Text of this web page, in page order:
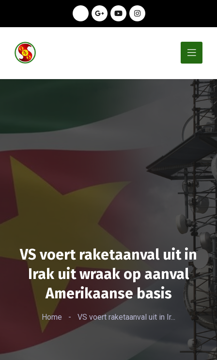
VS voert raketaanval uit in
Irak uit wraak op aanval
Amerikaanse basis
Home - VS voert raketaanval uit in Ir...